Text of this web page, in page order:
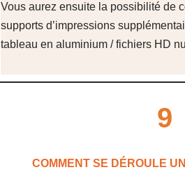
Vous aurez ensuite la possibilité de
supports d’impressions
tableau en aluminium / fichiers HD
9
COMMENT SE DÉROULE